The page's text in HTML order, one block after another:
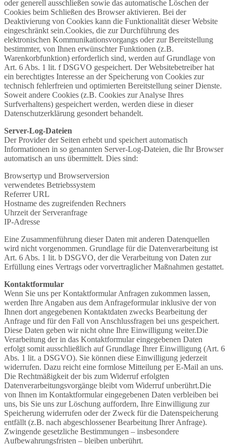
oder generell ausschließen sowie das automatische Löschen der
Cookies beim Schließen des Browser aktivieren. Bei der
Deaktivierung von Cookies kann die Funktionalität dieser Website
eingeschränkt sein.Cookies, die zur Durchführung des
elektronischen Kommunikationsvorgangs oder zur Bereitstellung
bestimmter, von Ihnen erwünschter Funktionen (z.B.
Warenkorbfunktion) erforderlich sind, werden auf Grundlage von
Art. 6 Abs. 1 lit. f DSGVO gespeichert. Der Websitebetreiber hat
ein berechtigtes Interesse an der Speicherung von Cookies zur
technisch fehlerfreien und optimierten Bereitstellung seiner Dienste.
Soweit andere Cookies (z.B. Cookies zur Analyse Ihres
Surfverhaltens) gespeichert werden, werden diese in dieser
Datenschutzerklärung gesondert behandelt.
Server-Log-Dateien
Der Provider der Seiten erhebt und speichert automatisch
Informationen in so genannten Server-Log-Dateien, die Ihr Browser
automatisch an uns übermittelt. Dies sind:
Browsertyp und Browserversion
verwendetes Betriebssystem
Referrer URL
Hostname des zugreifenden Rechners
Uhrzeit der Serveranfrage
IP-Adresse
Eine Zusammenführung dieser Daten mit anderen Datenquellen
wird nicht vorgenommen. Grundlage für die Datenverarbeitung ist
Art. 6 Abs. 1 lit. b DSGVO, der die Verarbeitung von Daten zur
Erfüllung eines Vertrags oder vorvertraglicher Maßnahmen gestattet.
Kontaktformular
Wenn Sie uns per Kontaktformular Anfragen zukommen lassen,
werden Ihre Angaben aus dem Anfrageformular inklusive der von
Ihnen dort angegebenen Kontaktdaten zwecks Bearbeitung der
Anfrage und für den Fall von Anschlussfragen bei uns gespeichert.
Diese Daten geben wir nicht ohne Ihre Einwilligung weiter.Die
Verarbeitung der in das Kontaktformular eingegebenen Daten
erfolgt somit ausschließlich auf Grundlage Ihrer Einwilligung (Art. 6
Abs. 1 lit. a DSGVO). Sie können diese Einwilligung jederzeit
widerrufen. Dazu reicht eine formlose Mitteilung per E-Mail an uns.
Die Rechtmäßigkeit der bis zum Widerruf erfolgten
Datenverarbeitungsvorgänge bleibt vom Widerruf unberührt.Die
von Ihnen im Kontaktformular eingegebenen Daten verbleiben bei
uns, bis Sie uns zur Löschung auffordern, Ihre Einwilligung zur
Speicherung widerrufen oder der Zweck für die Datenspeicherung
entfällt (z.B. nach abgeschlossener Bearbeitung Ihrer Anfrage).
Zwingende gesetzliche Bestimmungen – insbesondere
Aufbewahrungsfristen – bleiben unberührt.